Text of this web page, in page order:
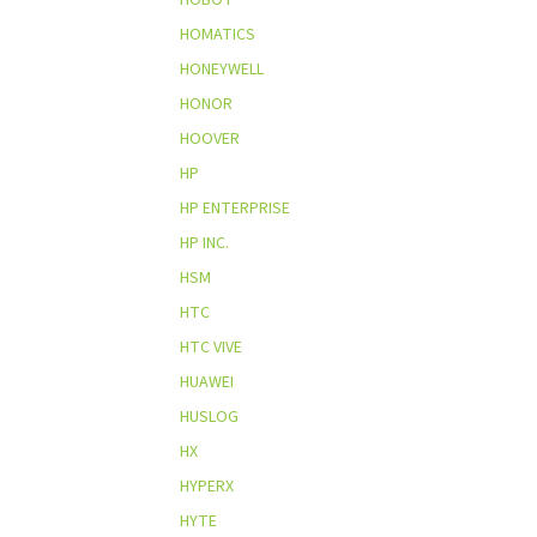
HOMATICS
HONEYWELL
HONOR
HOOVER
HP
HP ENTERPRISE
HP INC.
HSM
HTC
HTC VIVE
HUAWEI
HUSLOG
HX
HYPERX
HYTE